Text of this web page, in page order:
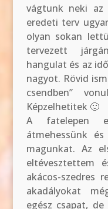
vágtunk neki az
eredeti terv
olyan sokan
tervezett
hangulat és az
nagyot. Rövid
csendben”
Képzelhetitek 🙂
A fatelepen
átmehessünk
magunkat. Az
eltévesztettem
akácos-szedres
akadályokat
egész csapat,